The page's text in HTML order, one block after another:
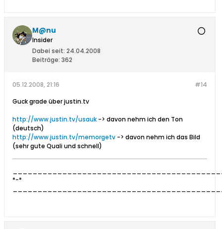
M@nu
Insider
Dabei seit: 24.04.2008
Beiträge: 362
#14
05.12.2008, 21:16
Guck grade über justin.tv
http://www.justin.tv/usauk-> davon nehm ich den Ton
(deutsch)
http://www.justin.tv/memorgetv -> davon nehm ich das Bild
(sehr gute Quali und schnell)
*-*